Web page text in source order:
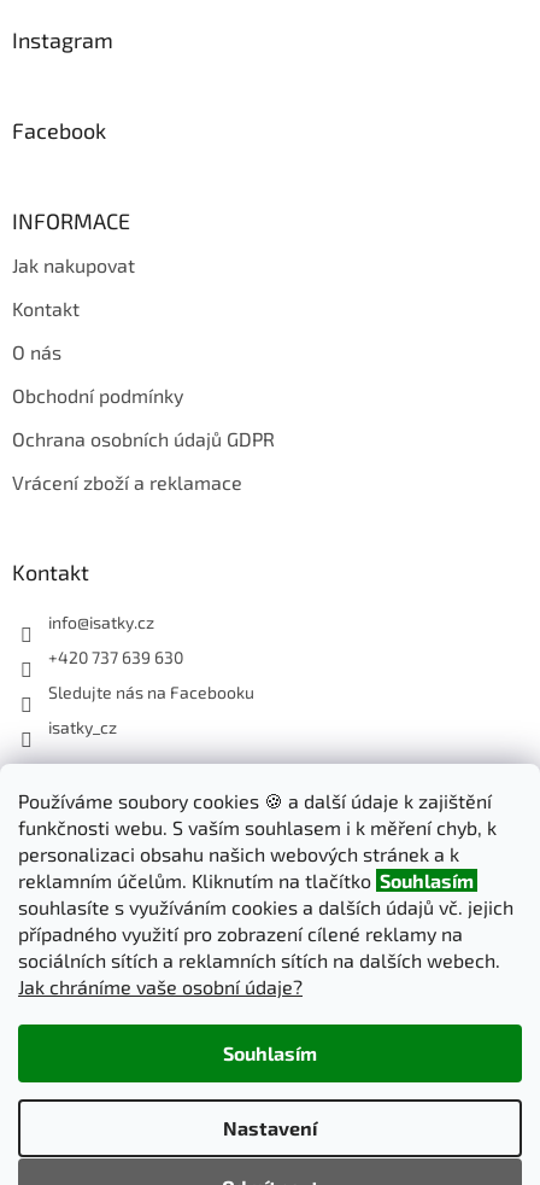
Používáme soubory cookies 🍪 a další údaje k zajištění
funkčnosti webu. S vaším souhlasem i k měření chyb, k
personalizaci obsahu našich webových stránek a k
reklamním účelům. Kliknutím na tlačítko Souhlasím
souhlasíte s využíváním cookies a dalších údajů vč. jejich
případného využití pro zobrazení cílené reklamy na
sociálních sítích a reklamních sítích na dalších webech.
Jak chráníme vaše osobní údaje?
Nastavení
Souhlasím
Instagram
Facebook
INFORMACE
Jak nakupovat
Kontakt
O nás
Obchodní podmínky
Ochrana osobních údajů GDPR
Vrácení zboží a reklamace
Kontakt
info@isatky.cz
+420 737 639 630
Sledujte nás na Facebooku
isatky_cz
Odebírat newsletter
Vložte svůj e-mail a my vám budeme zasílat informace o nových
produktech na našem e-shopu.
E-mail
PŘIHLÁSIT SE